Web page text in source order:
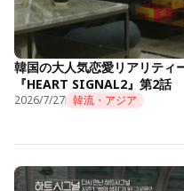
韓国の大人気恋愛リアリティ
『HEART SIGNAL2』第2話
2026/7/27 韓流・アジア